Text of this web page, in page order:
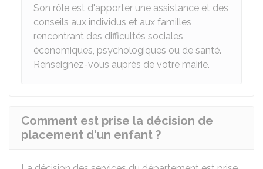
Son rôle est d'apporter une assistance et des
conseils aux individus et aux familles
rencontrant des difficultés sociales,
économiques, psychologiques ou de santé.
Renseignez-vous auprès de votre mairie.
Comment est prise la décision de
placement d'un enfant ?